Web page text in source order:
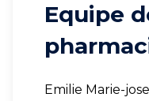
Equipe
Emilie Marie-